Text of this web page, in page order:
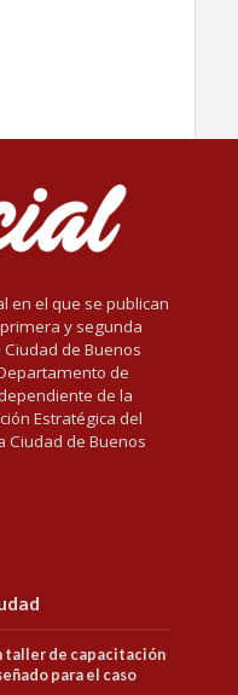
en el que se publican
y segunda
Ciudad de Buenos
de
de la
Estratégica del
Ciudad de Buenos
taller de capacitación
para el caso